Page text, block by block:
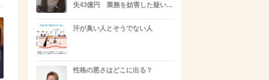
失43億円 業務を妨害した疑い...
汗が臭い人とそうでない人
性格の悪さはどこに出る？